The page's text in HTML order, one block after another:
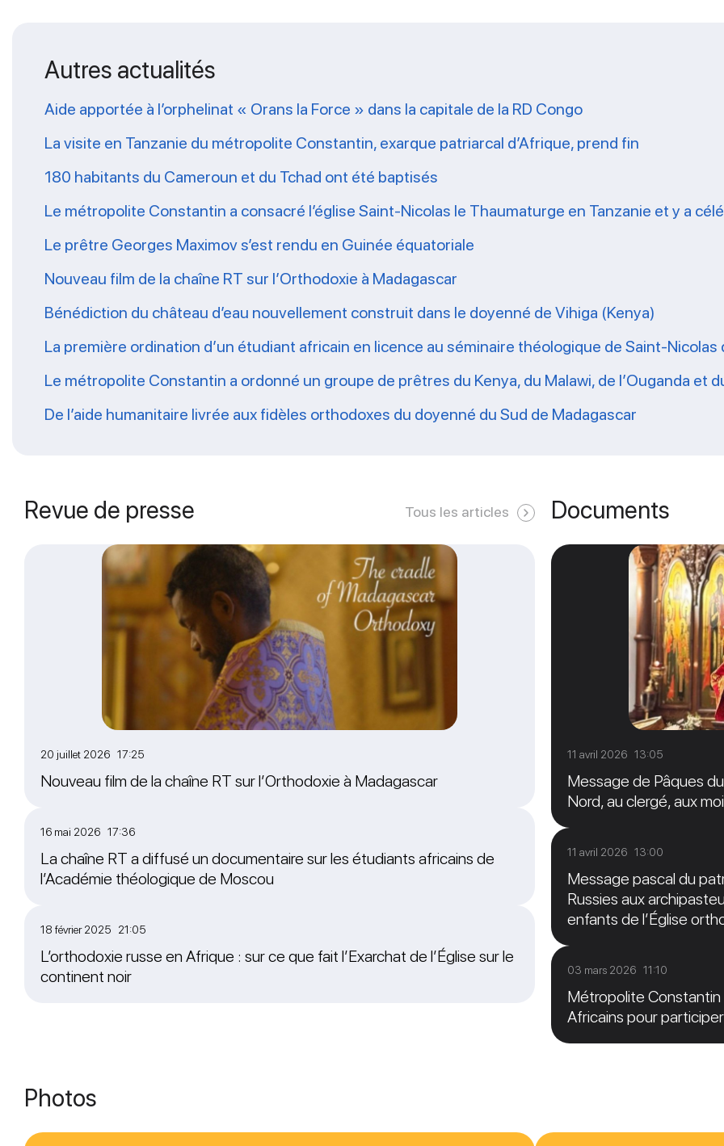
Autres actualités
Aide apportée à l’orphelinat « Orans la Force » dans la capitale de la RD Congo
La visite en Tanzanie du métropolite Constantin, exarque patriarcal d’Afrique, prend fin
180 habitants du Cameroun et du Tchad ont été baptisés
Le métropolite Constantin a consacré l’église Saint-Nicolas le Thaumaturge en Tanzanie et y a
Le prêtre Georges Maximov s’est rendu en Guinée équatoriale
Nouveau film de la chaîne RT sur l’Orthodoxie à Madagascar
Bénédiction du château d’eau nouvellement construit dans le doyenné de Vihiga (Kenya)
La première ordination d’un étudiant africain en licence au séminaire théologique de Saint-Nicolas
Le métropolite Constantin a ordonné un groupe de prêtres du Kenya, du Malawi, de l’Ouganda et
De l’aide humanitaire livrée aux fidèles orthodoxes du doyenné du Sud de Madagascar
Revue de presse Tous les articles
20 juillet 2026 17:25
Nouveau film de la chaîne RT sur l’Orthodoxie à Madagascar
16 mai 2026 17:36
La chaîne RT a diffusé un documentaire sur les étudiants africains de
l’Académie théologique de Moscou
18 février 2025 21:05
L’orthodoxie russe en Afrique : sur ce que fait l’Exarchat de l’Église sur le
continent noir
Documents
11 avril 2026 13:05
Message de Pâques
Nord, au clergé, aux
11 avril 2026 13:00
Message pascal du
Russies aux
enfants de l’Église
03 mars 2026 11:10
Métropolite Constantin
Africains pour
Photos